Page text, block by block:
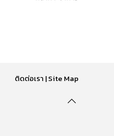
ติดต่อเรา |Site Map